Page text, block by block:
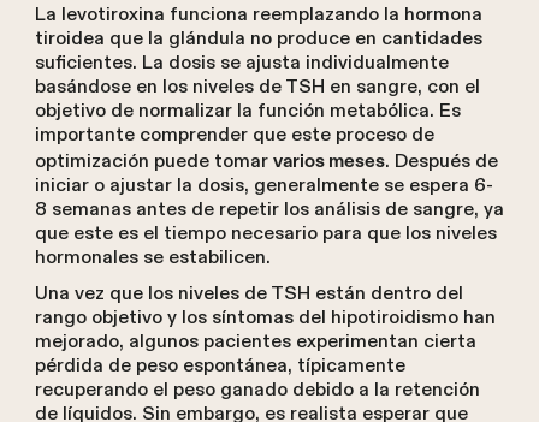
La levotiroxina funciona reemplazando la hormona
tiroidea que la glándula no produce en cantidades
suficientes. La dosis se ajusta individualmente
basándose en los niveles de TSH en sangre, con el
objetivo de normalizar la función metabólica. Es
importante comprender que este proceso de
optimización puede tomar varios meses. Después de
iniciar o ajustar la dosis, generalmente se espera 6-
8 semanas antes de repetir los análisis de sangre, ya
que este es el tiempo necesario para que los niveles
hormonales se estabilicen.
Una vez que los niveles de TSH están dentro del
rango objetivo y los síntomas del hipotiroidismo han
mejorado, algunos pacientes experimentan cierta
pérdida de peso espontánea, típicamente
recuperando el peso ganado debido a la retención
de líquidos. Sin embargo, es realista esperar que